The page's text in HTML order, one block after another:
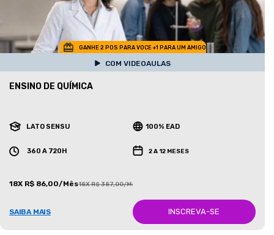
GANHE 2 POS PARA VOCE +1 PARA UM AMIGO
COM VIDEOAULAS
ENSINO DE QUÍMICA
LATO SENSU 100% EAD
360 A 720H 2 A 12 MESES
18X R$ 86,00/Mês18X R$ 387,00/Mês
SAIBA MAIS INSCREVA-SE